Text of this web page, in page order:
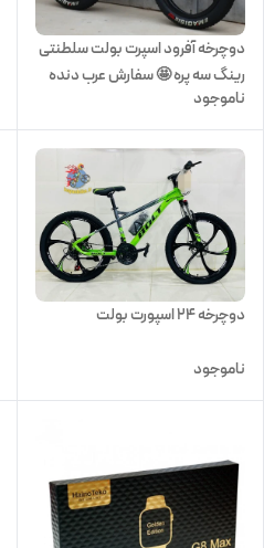
دوچرخه آفرود اسپرت بولت سلطنتی
رینگ سه پره 🤩 سفارش عرب دنده
خفاشی سایز 26
ناموجود
دوچرخه 24 اسپورت بولت
ناموجود